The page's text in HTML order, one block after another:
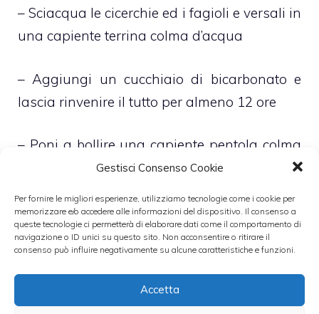
Gestisci Consenso Cookie
Per fornire le migliori esperienze, utilizziamo tecnologie come i cookie per
memorizzare e/o accedere alle informazioni del dispositivo. Il consenso a
queste tecnologie ci permetterà di elaborare dati come il comportamento di
navigazione o ID unici su questo sito. Non acconsentire o ritirare il
consenso può influire negativamente su alcune caratteristiche e funzioni.
Accetta
– Sciacqua le cicerchie ed i fagioli e versali in
una capiente terrina colma d’acqua
– Aggiungi un cucchiaio di bicarbonato e
lascia rinvenire il tutto per almeno 12 ore
– Poni a bollire una capiente pentola colma
d’acqua salata
– Unisci i legumi secchi, dopo averli scolati e
sciacquati, entrambi i dadi, la lattuga, che in
precedenza avrai lavato e ridotto a
striscioline, il prosciutto, tagliato a dadini, il